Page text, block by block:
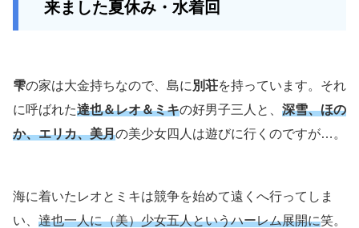
来ました夏休み・水着回
雫の家は大金持ちなので、島に 別荘を持っています。それ
に呼ばれた達也＆レオ＆ミキの好男子三人と、 深雪、ほの
か、エリカ、美月の美少女四人は遊びに行くのですが…。
海に着いたレオとミキは競争を始めて遠くへ行ってしま
い、 達也一人に（美）少女五人というハーレム展開に笑。